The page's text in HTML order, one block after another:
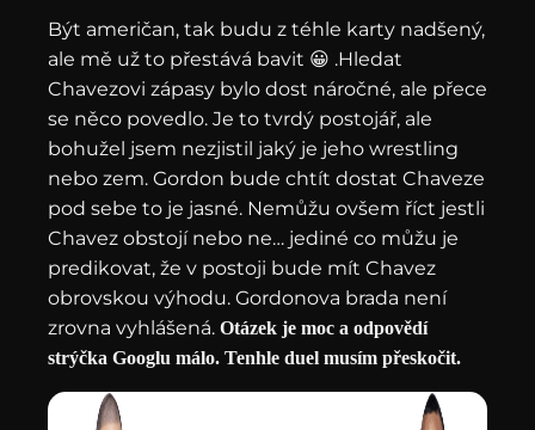
Být američan, tak budu z téhle karty nadšený,
ale mě už to přestává bavit 😀 .Hledat
Chavezovi zápasy bylo dost náročné, ale přece
se něco povedlo. Je to tvrdý postojář, ale
bohužel jsem nezjistil jaký je jeho wrestling
nebo zem. Gordon bude chtít dostat Chaveze
pod sebe to je jasné. Nemůžu ovšem říct jestli
Chavez obstojí nebo ne… jediné co můžu je
predikovat, že v postoji bude mít Chavez
obrovskou výhodu. Gordonova brada není
zrovna vyhlášená. Otázek je moc a odpovědí
strýčka Googlu málo. Tenhle duel musím přeskočit.